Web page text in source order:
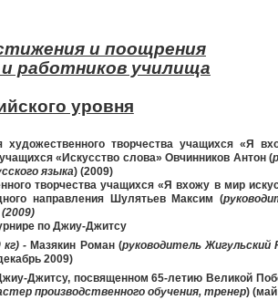
и поощрения
работников училища
уровня
художественного творчества учащихся «Я
«Искусство слова» Овчинников Антон (
языка) (2009)
творчества учащихся «Я вхожу в мир
направления Шулятьев Максим (
по Джиу-Джитсу
кг) - Мазякин Роман (руководитель Жигульский
2009)
Джитсу, посвященном 65-летию Великой
производственного обучения, тренер)